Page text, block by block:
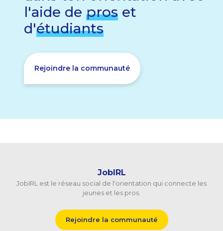
l'aide de pros et
d'étudiants
Rejoindre la communauté
JobIRL
JobIRL est le réseau social de l'orientation qui connecte les
jeunes et les pros.
Rejoindre la communauté